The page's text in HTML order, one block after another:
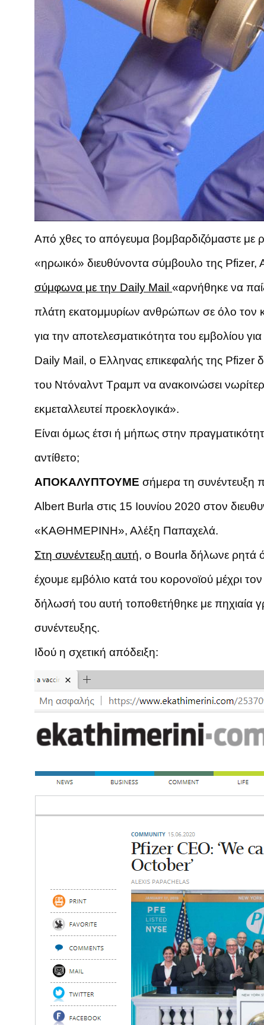
Από χθες το απόγευμα βομβαρδιζόμαστε με
«ηρωικό» διευθύνοντα σύμβουλο της Pfizer,
σύμφωνα με την Daily Mail «αρνήθηκε να
πλάτη εκατομμυρίων ανθρώπων σε όλο τον
για την αποτελεσματικότητα του εμβολίου
Daily Mail, ο Ελληνας επικεφαλής της Pfizer
του Ντόναλντ Τραμπ να ανακοινώσει
εκμεταλλευτεί προεκλογικά».
Είναι όμως έτσι ή μήπως στην
αντίθετο;
ΑΠΟΚΑΛΥΠΤΟΥΜΕ σήμερα τη συνέντευξη
Albert Burla στις 15 Ιουνίου 2020 στον
«ΚΑΘΗΜΕΡΙΝΗ», Αλέξη Παπαχελά.
Στη συνέντευξη αυτή, ο Bourla δήλωνε ρητά
έχουμε εμβόλιο κατά του κορονοϊού μέχρι
δήλωσή του αυτή τοποθετήθηκε με πηχιαία
συνέντευξης.
Ιδού η σχετική απόδειξη: